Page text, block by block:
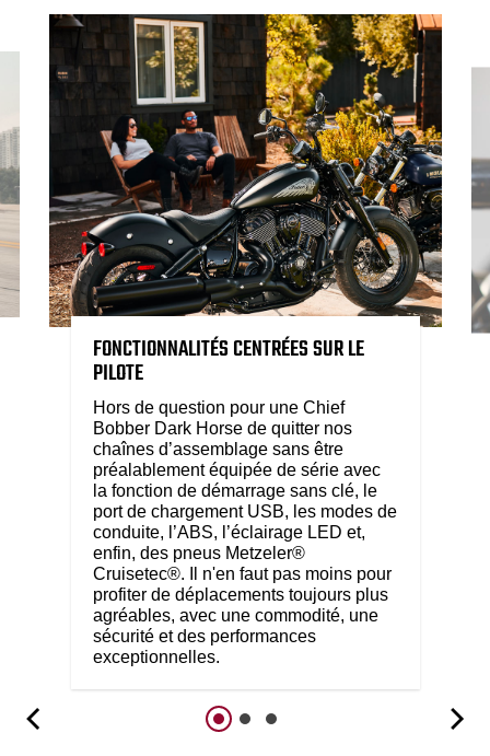
FONCTIONNALITÉS CENTRÉES SUR LE
PILOTE
Hors de question pour une Chief
Bobber Dark Horse de quitter nos
chaînes d’assemblage sans être
préalablement équipée de série avec
la fonction de démarrage sans clé, le
port de chargement USB, les modes de
conduite, l’ABS, l’éclairage LED et,
enfin, des pneus Metzeler®
Cruisetec®. Il n'en faut pas moins pour
profiter de déplacements toujours plus
agréables, avec une commodité, une
sécurité et des performances
exceptionnelles.